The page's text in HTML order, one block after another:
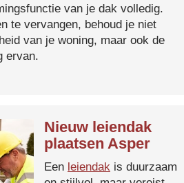
van je dak volledig.
te vervangen, behoud je niet
van je woning, maar ook de
ervan.
Nieuw leiendak
plaatsen Asper
Een leiendak is duurzaam